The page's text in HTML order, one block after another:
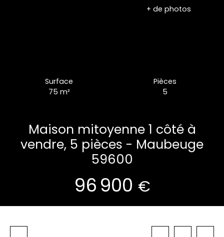
+ de photos
Surface
75 m²
Pièces
5
Maison mitoyenne 1 côté à
vendre, 5 pièces - Maubeuge
59600
96 900 €